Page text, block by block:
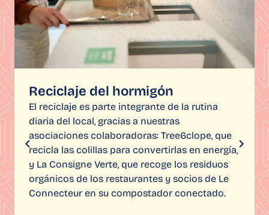
Reciclaje del hormigón
El reciclaje es parte integrante de la rutina
diaria del local, gracias a nuestras
asociaciones colaboradoras: Tree6clope, que
recicla las colillas para convertirlas en energía,
y La Consigne Verte, que recoge los residuos
orgánicos de los restaurantes y socios de Le
Connecteur en su compostador conectado.